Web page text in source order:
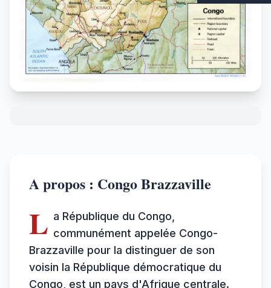
A propos : Congo Brazzaville
L a République du Congo,
communément appelée Congo-
Brazzaville pour la distinguer de son
voisin la République démocratique du
Congo, est un pays d'Afrique centrale.